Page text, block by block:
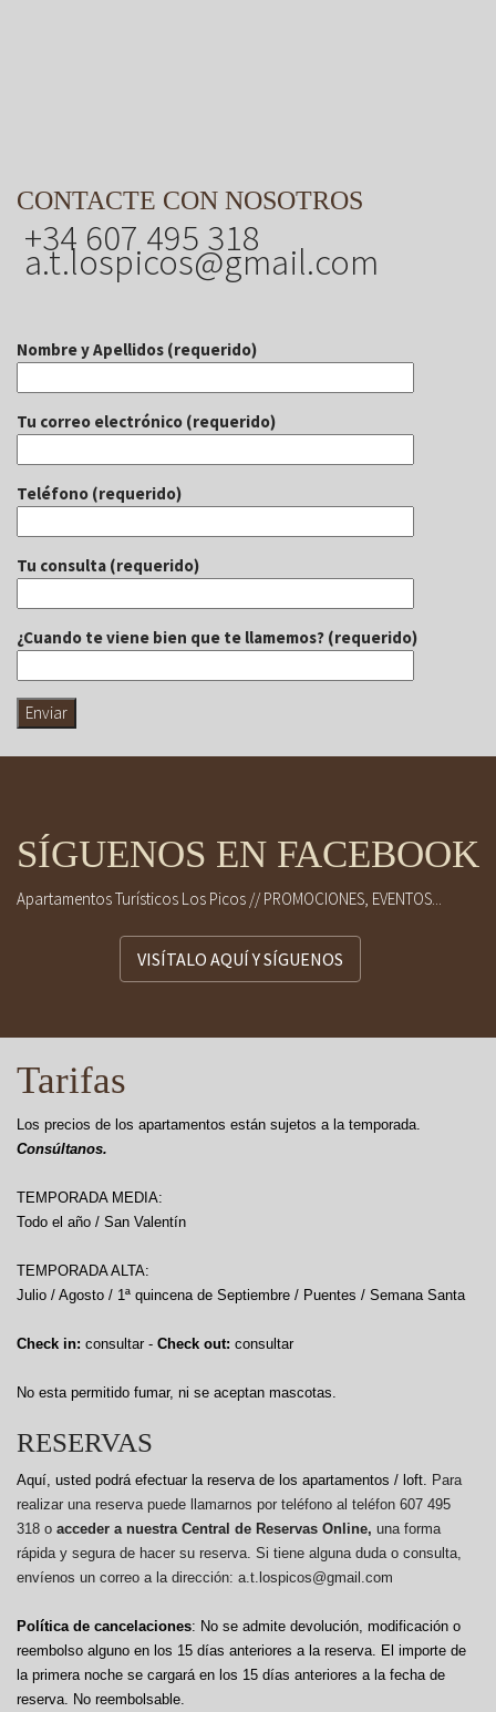
CONTACTE CON NOSOTROS
+34 607 495 318
a.t.lospicos@gmail.com
Nombre y Apellidos (requerido)
Tu correo electrónico (requerido)
Teléfono (requerido)
Tu consulta (requerido)
¿Cuando te viene bien que te llamemos? (requerido)
SÍGUENOS EN FACEBOOK
Apartamentos Turísticos Los Picos // PROMOCIONES, EVENTOS...
VISÍTALO AQUÍ Y SÍGUENOS
Tarifas
Los precios de los apartamentos están sujetos a la temporada.
Consúltanos.
TEMPORADA MEDIA:
Todo el año / San Valentín
TEMPORADA ALTA:
Julio / Agosto / 1ª quincena de Septiembre / Puentes / Semana Santa
Check in: consultar - Check out: consultar
No esta permitido fumar, ni se aceptan mascotas.
RESERVAS
Aquí, usted podrá efectuar la reserva de los apartamentos / loft. Para
realizar una reserva puede llamarnos por teléfono al teléfon 607 495
318 o acceder a nuestra Central de Reservas Online, una forma
rápida y segura de hacer su reserva. Si tiene alguna duda o consulta,
envíenos un correo a la dirección: a.t.lospicos@gmail.com
Política de cancelaciones: No se admite devolución, modificación o
reembolso alguno en los 15 días anteriores a la reserva. El importe de
la primera noche se cargará en los 15 días anteriores a la fecha de
reserva. No reembolsable.